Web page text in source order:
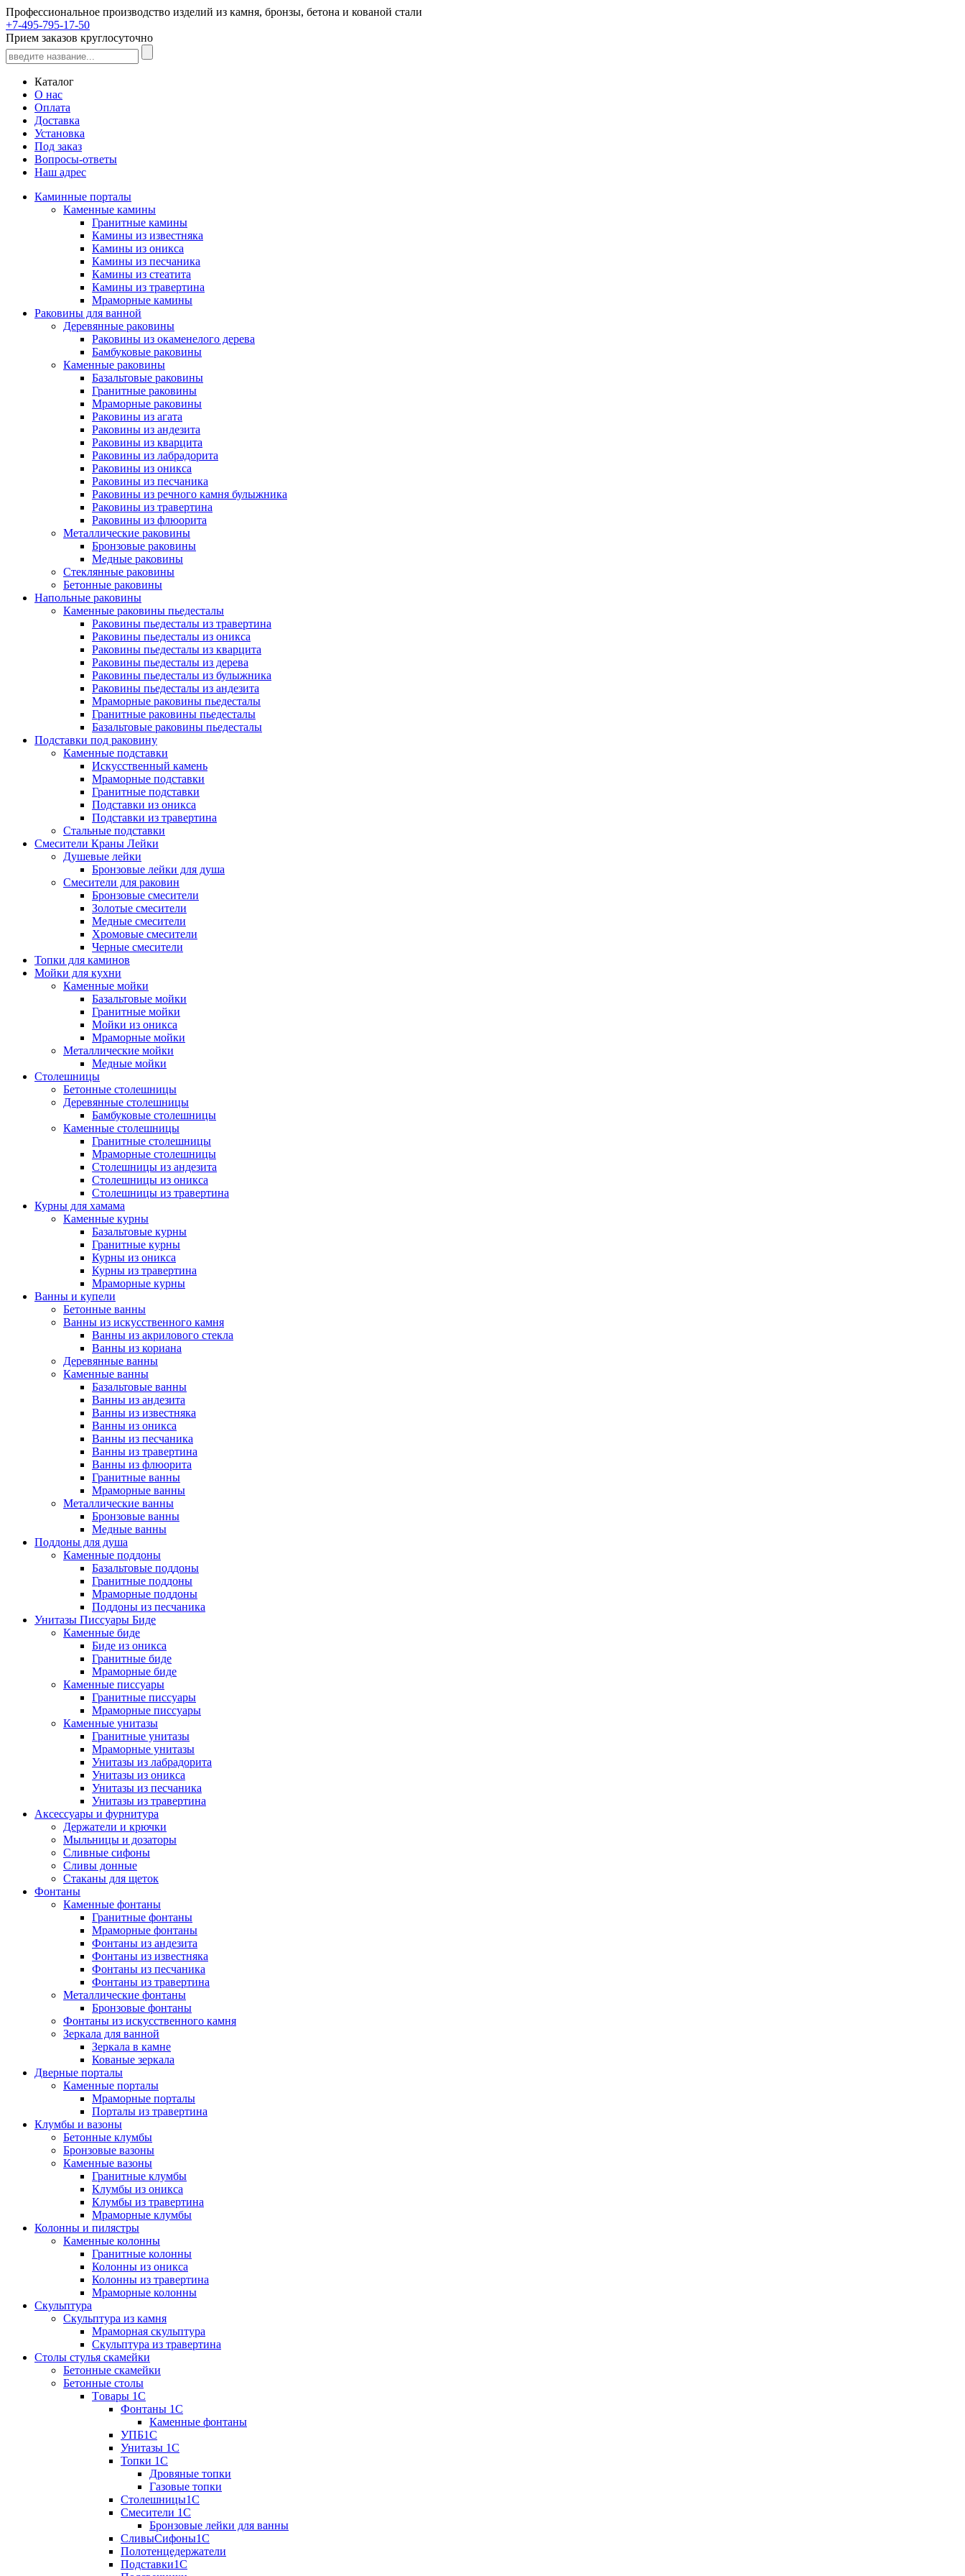
Профессиональное производство изделий из камня, бронзы, бетона и кованой стали
+7-495-795-17-50
Прием заказов круглосуточно
Каталог
О нас
Оплата
Доставка
Установка
Под заказ
Вопросы-ответы
Наш адрес
Каминные порталы
Каменные камины
Гранитные камины
Камины из известняка
Камины из оникса
Камины из песчаника
Камины из стеатита
Камины из травертина
Мраморные камины
Раковины для ванной
Деревянные раковины
Раковины из окаменелого дерева
Бамбуковые раковины
Каменные раковины
Базальтовые раковины
Гранитные раковины
Мраморные раковины
Раковины из агата
Раковины из андезита
Раковины из кварцита
Раковины из лабрадорита
Раковины из оникса
Раковины из песчаника
Раковины из речного камня булыжника
Раковины из травертина
Раковины из флюорита
Металлические раковины
Бронзовые раковины
Медные раковины
Стеклянные раковины
Бетонные раковины
Напольные раковины
Каменные раковины пьедесталы
Раковины пьедесталы из травертина
Раковины пьедесталы из оникса
Раковины пьедесталы из кварцита
Раковины пьедесталы из дерева
Раковины пьедесталы из булыжника
Раковины пьедесталы из андезита
Мраморные раковины пьедесталы
Гранитные раковины пьедесталы
Базальтовые раковины пьедесталы
Подставки под раковину
Каменные подставки
Искусственный камень
Мраморные подставки
Гранитные подставки
Подставки из оникса
Подставки из травертина
Стальные подставки
Смесители Краны Лейки
Душевые лейки
Бронзовые лейки для душа
Смесители для раковин
Бронзовые смесители
Золотые смесители
Медные смесители
Хромовые смесители
Черные смесители
Топки для каминов
Мойки для кухни
Каменные мойки
Базальтовые мойки
Гранитные мойки
Мойки из оникса
Мраморные мойки
Металлические мойки
Медные мойки
Столешницы
Бетонные столешницы
Деревянные столешницы
Бамбуковые столешницы
Каменные столешницы
Гранитные столешницы
Мраморные столешницы
Столешницы из андезита
Столешницы из оникса
Столешницы из травертина
Курны для хамама
Каменные курны
Базальтовые курны
Гранитные курны
Курны из оникса
Курны из травертина
Мраморные курны
Ванны и купели
Бетонные ванны
Ванны из искусственного камня
Ванны из акрилового стекла
Ванны из кориана
Деревянные ванны
Каменные ванны
Базальтовые ванны
Ванны из андезита
Ванны из известняка
Ванны из оникса
Ванны из песчаника
Ванны из травертина
Ванны из флюорита
Гранитные ванны
Мраморные ванны
Металлические ванны
Бронзовые ванны
Медные ванны
Поддоны для душа
Каменные поддоны
Базальтовые поддоны
Гранитные поддоны
Мраморные поддоны
Поддоны из песчаника
Унитазы Писсуары Биде
Каменные биде
Биде из оникса
Гранитные биде
Мраморные биде
Каменные писсуары
Гранитные писсуары
Мраморные писсуары
Каменные унитазы
Гранитные унитазы
Мраморные унитазы
Унитазы из лабрадорита
Унитазы из оникса
Унитазы из песчаника
Унитазы из травертина
Аксессуары и фурнитура
Держатели и крючки
Мыльницы и дозаторы
Сливные сифоны
Сливы донные
Стаканы для щеток
Фонтаны
Каменные фонтаны
Гранитные фонтаны
Мраморные фонтаны
Фонтаны из андезита
Фонтаны из известняка
Фонтаны из песчаника
Фонтаны из травертина
Металлические фонтаны
Бронзовые фонтаны
Фонтаны из искусственного камня
Зеркала для ванной
Зеркала в камне
Кованые зеркала
Дверные порталы
Каменные порталы
Мраморные порталы
Порталы из травертина
Клумбы и вазоны
Бетонные клумбы
Бронзовые вазоны
Каменные вазоны
Гранитные клумбы
Клумбы из оникса
Клумбы из травертина
Мраморные клумбы
Колонны и пилястры
Каменные колонны
Гранитные колонны
Колонны из оникса
Колонны из травертина
Мраморные колонны
Скульптура
Скульптура из камня
Мраморная скульптура
Скульптура из травертина
Столы стулья скамейки
Бетонные скамейки
Бетонные столы
Tовары 1C
Фонтаны 1C
Каменные фонтаны
УПБ1С
Унитазы 1С
Топки 1С
Дровяные топки
Газовые топки
Столешницы1С
Смесители 1С
Бронзовые лейки для ванны
СливыСифоны1С
Полотенцедержатели
Подставки1С